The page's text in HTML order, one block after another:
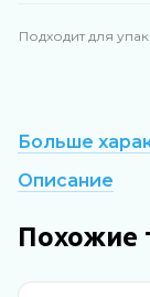
Подходит для
Больше
Описание
Похожие